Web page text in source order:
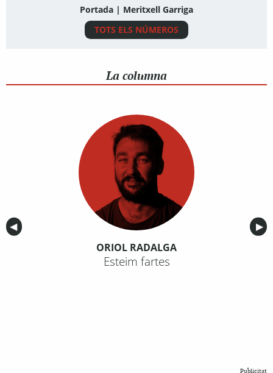
Portada | Meritxell Garriga
TOTS ELS NÚMEROS
La columna
Anterior
◀︎ ▶︎
ORIOL RADALGA
Esteim fartes
Publicitat